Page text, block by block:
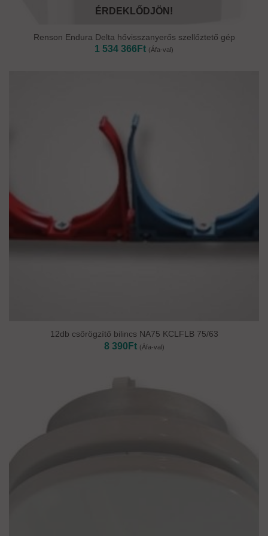
ÉRDEKLŐDJÖN!
Renson Endura Delta hővisszanyerős szellőztető gép
1 534 366 Ft (Áfa-val)
12db csőrögzítő bilincs NA75 KCLFLB 75/63
8 390 Ft (Áfa-val)